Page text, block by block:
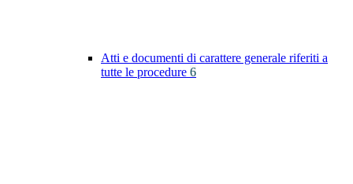
Atti e documenti di carattere generale riferiti a
tutte le procedure 6